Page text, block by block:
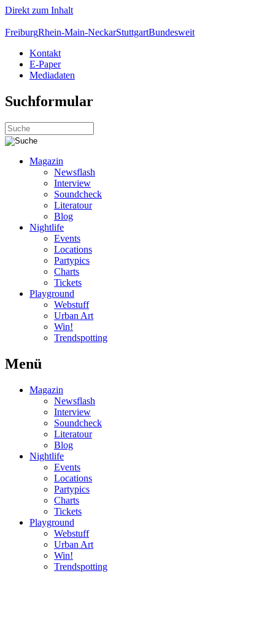
Direkt zum Inhalt
FreiburgRhein-Main-NeckarStuttgartBundesweit
Kontakt
E-Paper
Mediadaten
Suchformular
Magazin
Newsflash
Interview
Soundcheck
Literatour
Blog
Nightlife
Events
Locations
Partypics
Charts
Tickets
Playground
Webstuff
Urban Art
Win!
Trendspotting
Menü
Magazin
Newsflash
Interview
Soundcheck
Literatour
Blog
Nightlife
Events
Locations
Partypics
Charts
Tickets
Playground
Webstuff
Urban Art
Win!
Trendspotting